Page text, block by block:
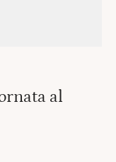
al